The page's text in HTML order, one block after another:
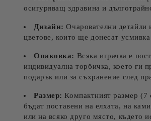
осигуряващ здравина и
Дизайн: Очарователни детайли
цветове, които ще донесат
Опаковка: Всяка играчка е
индивидуална торбичка, което ги
подарък или за съхранение след
Размер: Компактният размер (7
бъдат поставени на елхата, на
или на всяко друго място, където